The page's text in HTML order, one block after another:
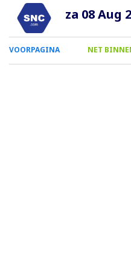
za 08 Aug
0
Smartphone
VOORPAGINA NET